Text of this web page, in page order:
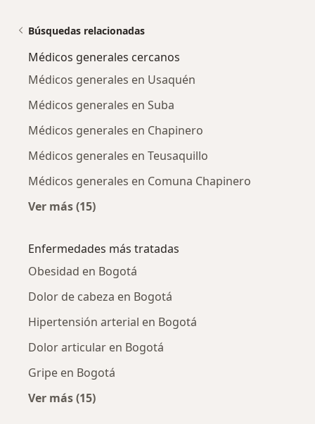
Búsquedas relacionadas
Médicos generales cercanos
Médicos generales en Usaquén
Médicos generales en Suba
Médicos generales en Chapinero
Médicos generales en Teusaquillo
Médicos generales en Comuna Chapinero
Ver más (15)
Enfermedades más tratadas
Obesidad en Bogotá
Dolor de cabeza en Bogotá
Hipertensión arterial en Bogotá
Dolor articular en Bogotá
Gripe en Bogotá
Ver más (15)